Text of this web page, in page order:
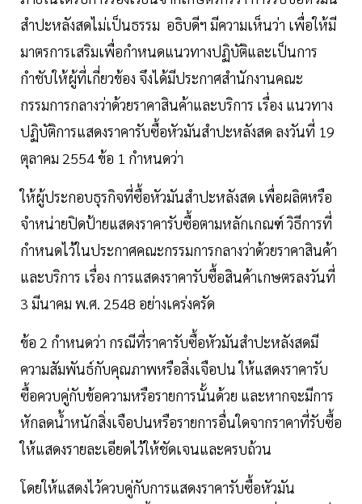
สำปะหลังสดไม่เป็นธรรม อธิบดีฯ มีความเห็นว่า เพื่อให้มี
มาตรการเสริมเพื่อกำหนดแนวทางปฏิบัติและเป็นการ
กำชับให้ผู้ที่เกี่ยวข้อง จึงได้มีประกาศสำนักงานคณะ
กรรมการกลางว่าด้วยราคาสินค้าและบริการ เรื่อง แนวทาง
ปฏิบัติการแสดงราคารับซื้อหัวมันสำปะหลังสด ลงวันที่ 19
ตุลาคม 2554 ข้อ 1 กำหนดว่า
ให้ผู้ประกอบธุรกิจที่ซื้อหัวมันสำปะหลังสด เพื่อผลิตหรือ
จําหน่ายปิดป้ายแสดงราคารับซื้อตามหลักเกณฑ์ วิธีการที่
กำหนดไว้ในประกาศคณะกรรมการกลางว่าด้วยราคาสินค้า
และบริการ เรื่อง การแสดงราคารับซื้อสินค้าเกษตรลงวันที่
3 มีนาคม พ.ศ. 2548 อย่างเคร่งครัด
ข้อ 2 กำหนดว่า กรณีที่ราคารับซื้อหัวมันสำปะหลังสดมี
ความสัมพันธ์กับคุณภาพหรือสิ่งเจือปน ให้แสดงราคารับ
ซื้อควบคู่กับข้อความหรือรายการนั้นด้วย และหากจะมีการ
หักลดน้ำหนักสิ่งเจือปนหรือรายการอื่นใดจากราคาที่รับซื้อ
ให้แสดงรายละเอียดไว้ให้ชัดเจนและครบถ้วน
โดยให้แสดงไว้ควบคู่กับการแสดงราคารับซื้อหัวมัน